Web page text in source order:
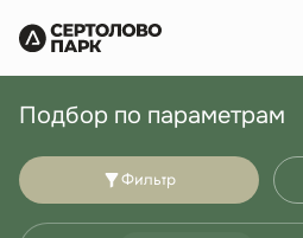
Подбор по параметрам
Фильтр